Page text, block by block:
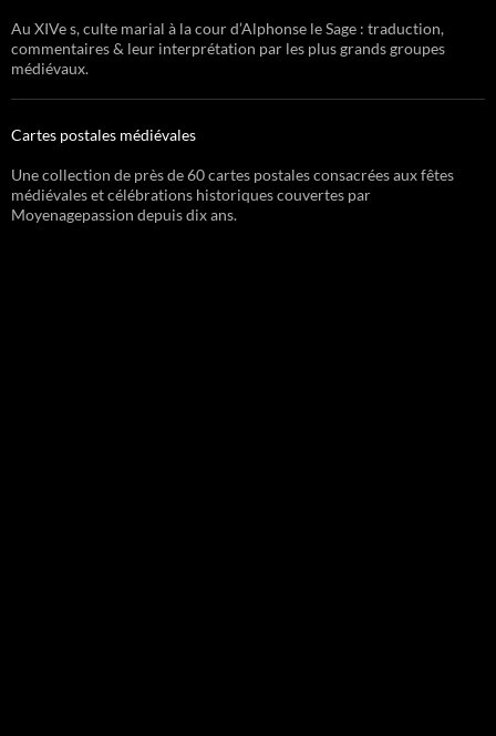
Au XIVe s, culte marial à la cour d’Alphonse le Sage : traduction,
commentaires & leur interprétation par les plus grands groupes
médiévaux.
Cartes postales médiévales
Une collection de près de 60 cartes postales consacrées aux fêtes
médiévales et célébrations historiques couvertes par
Moyenagepassion depuis dix ans.